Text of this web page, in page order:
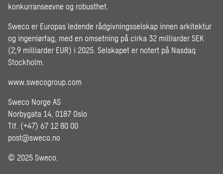
konkurranseevne og robusthet.
Sweco er Europas ledende rådgivningsselskap innen arkitektur
og ingeniørfag, med en omsetning på cirka 32 milliarder SEK
(2,9 milliarder EUR) i 2025. Selskapet er notert på Nasdaq
Stockholm.
www.swecogroup.com
Sweco Norge AS
Norbygata 14, 0187 Oslo
Tlf. (+47) 67 12 80 00
post@sweco.no
© 2025 Sweco.